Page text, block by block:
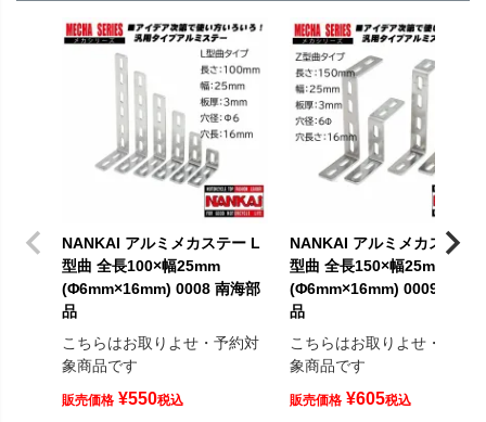
NANKAI アルミメカステー L
型曲 全長100×幅25mm
(Φ6mm×16mm) 0008 南海部
品
こちらはお取りよせ・予約対
象商品です
販売価格 ¥550税込
NANKAI アルミメカステー
型曲 全長150×幅25mm
(Φ6mm×16mm) 0009 南海
品
こちらはお取りよせ・予約対
象商品です
販売価格 ¥605税込